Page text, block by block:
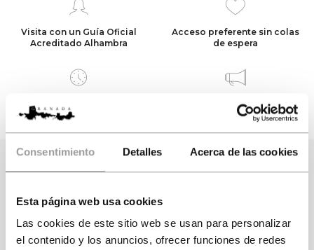
Consentimiento Detalles Acerca de las cookies
Esta página web usa cookies
Las cookies de este sitio web se usan para personalizar
el contenido y los anuncios, ofrecer funciones de redes
Visita con un Guía Oficial
Acreditado Alhambra
Acceso preferente sin colas
de espera
horas de duración
Sistema de auriculares para
escucharal Guía
Seleccione losvisitantes
Adultos Junior Niños